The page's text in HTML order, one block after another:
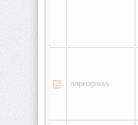
onprogress